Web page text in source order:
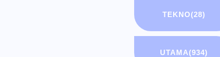
TEKNO(28)
UTAMA(934)